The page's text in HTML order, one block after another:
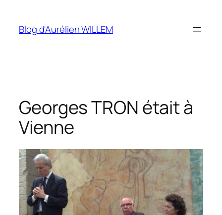
contenu
Blog d'Aurélien WILLEM
Georges TRON était à
Vienne